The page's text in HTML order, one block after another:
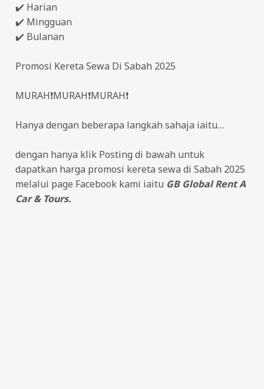
✔️ Harian
✔️ Mingguan
✔️ Bulanan
Promosi Kereta Sewa Di Sabah 2025
MURAH❗MURAH❗MURAH❗
Hanya dengan beberapa langkah sahaja iaitu…
dengan hanya klik Posting di bawah untuk
dapatkan harga promosi kereta sewa di Sabah 2025
melalui page Facebook kami iaitu GB Global Rent A
Car & Tours.